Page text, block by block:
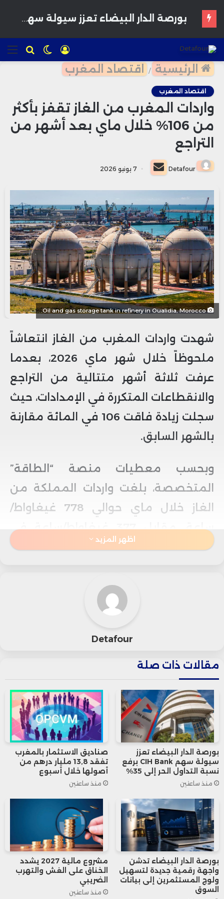
للبحث الوضع
المظلم
تسجيل
الدخول
الرئيسية / اقتصاد المغرب
اقتصاد المغرب
واردات المغرب من الغاز تقفز بأكثر
من 106% خلال ماي بعد أشهر من
التراجع
Detafour
أرسل
بريدا
إلكترونيا
7 يونيو 2026
Oil and gas storage tank in refinery in Oualidia, Morocco.
شهدت واردات المغرب من الغاز انتعاشاً
ملحوظاً خلال شهر ماي 2026، بعدما
عرفت ثلاثة أشهر متتالية من التراجع
والانقطاعات المتكررة في الإمدادات، حيث
سجلت زيادة فاقت 106 في المائة مقارنة
بالشهر السابق.
وبحسب معطيات منصة “الطاقة”
المتخصصة، بلغت واردات المملكة من
الغاز خلال ماي حوالي 778 غيغاواط/
ساعة، مقابل 377 غيغاواط/ساعة في
أبريل، ما يعكس نمواً شهرياً بنسبة 106.4
ملحوظة في التموين.
الغاز المسال من عدة مصادر دولية،
إضافة إلى كميات تؤمنها شركة شل
بموجب اتفاقية موقعة منذ عام 2023
لتغطية جزء من احتياجات السوق
الوطنية.
كما أشارت إلى أن واردات الغاز خلال سنة
2026 عرفت تذبذباً منذ بداية العام، إذ
انطلقت بمستويات مرتفعة قبل أن
تتراجع خلال الأشهر اللاحقة، متأثرة
بالتطورات الجيوسياسية المرتبطة بالحرب
الأميركية الإسرائيلية على إيران
وانعكاساتها على أسواق الطاقة
اظهر المزيد
Detafour
مقالات ذات صلة
بورصة الدار البيضاء تعزز
سيولة سهم CIH Bank برفع
نسبة التداول الحر إلى 35%
منذ ساعتين
صناديق الاستثمار بالمغرب
تفقد 13,8 مليار درهم من
أصولها خلال أسبوع
منذ ساعتين
بورصة الدار البيضاء تدشن
واجهة رقمية جديدة لتسهيل
ولوج المستثمرين إلى بيانات
السوق
مشروع مالية 2027 يشدد
الخناق على الغش والتهرب
الضريبي
منذ ساعتين